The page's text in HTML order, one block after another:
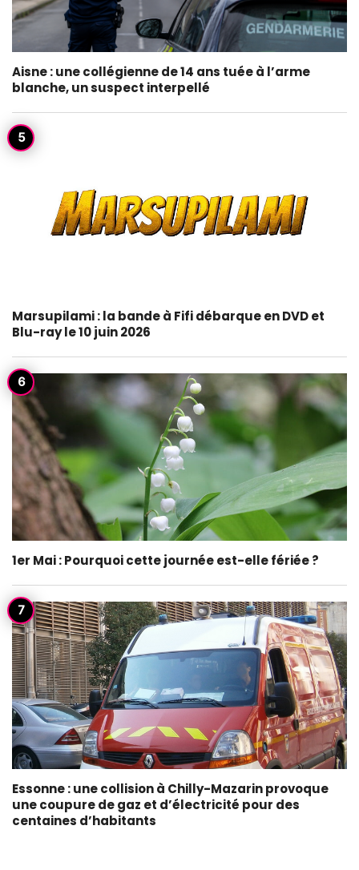
Aisne : une collégienne de 14 ans tuée à l’arme
blanche, un suspect interpellé
Marsupilami : la bande à Fifi débarque en DVD et
Blu-ray le 10 juin 2026
1er Mai : Pourquoi cette journée est-elle fériée ?
Essonne : une collision à Chilly-Mazarin provoque
une coupure de gaz et d’électricité pour des
centaines d’habitants